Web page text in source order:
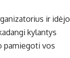
ir
kylantys
pamiegoti vos